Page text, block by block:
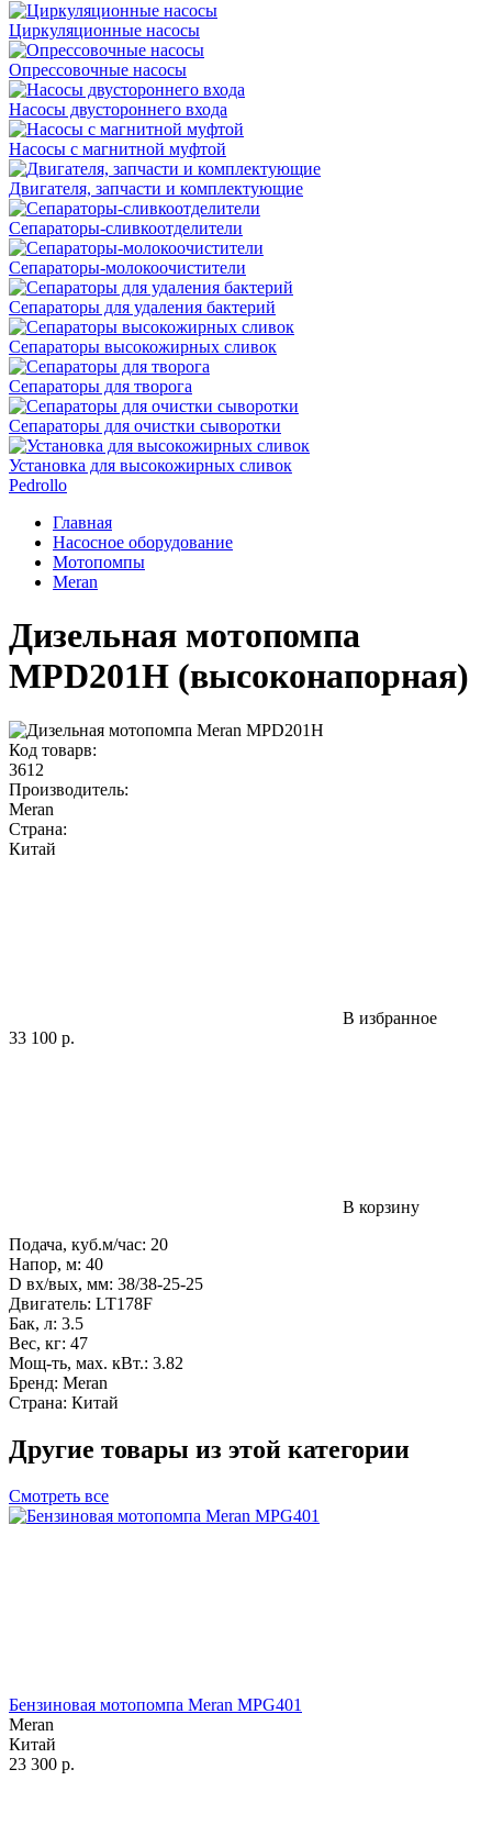
Циркуляционные насосы
Опрессовочные насосы
Насосы двустороннего входа
Насосы с магнитной муфтой
Двигателя, запчасти и комплектующие
Сепараторы-сливкоотделители
Сепараторы-молокоочистители
Сепараторы для удаления бактерий
Сепараторы высокожирных сливок
Сепараторы для творога
Сепараторы для очистки сыворотки
Установка для высокожирных сливок
Pedrollo
Главная
Насосное оборудование
Мотопомпы
Meran
Дизельная мотопомпа
MPD201H (высоконапорная)
Код товарв:
3612
Производитель:
Meran
Страна:
Китай
В избранное
33 100 р.
В корзину
Подача, куб.м/час: 20
Напор, м: 40
D вх/вых, мм: 38/38-25-25
Двигатель: LT178F
Бак, л: 3.5
Вес, кг: 47
Мощ-ть, мax. кВт.: 3.82
Бренд: Meran
Страна: Китай
Другие товары из этой категории
Смотреть все
Бензиновая мотопомпа Meran MPG401
Meran
Китай
23 300 р.